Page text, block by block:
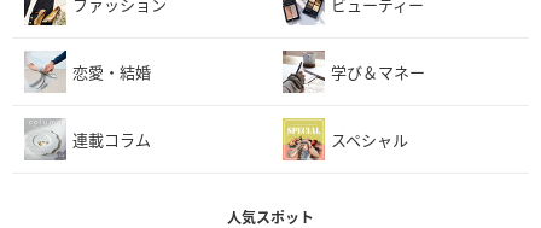
恋愛・結婚 学び＆マネー
連載コラム スペシャル
人気スポット